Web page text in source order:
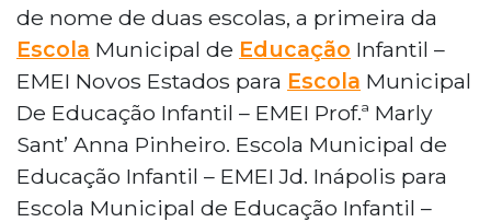
de nome de duas escolas, a primeira da
Escola Municipal de Educação Infantil –
EMEI Novos Estados para Escola Municipal
De Educação Infantil – EMEI Prof.ª Marly
Sant’ Anna Pinheiro. Escola Municipal de
Educação Infantil – EMEI Jd. Inápolis para
Escola Municipal de Educação Infantil –